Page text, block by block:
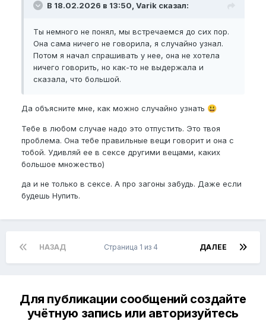
В 18.02.2026 в 13:50, Varik сказал:
Ты немного не понял, мы встречаемся до сих пор.
Она сама ничего не говорила, я случайно узнал.
Потом я начал спрашивать у нее, она не хотела
ничего говорить, но как-то не выдержала и
сказала, что большой.
Да объясните мне, как можно случайно узнать 😃
Тебе в любом случае надо это отпустить. Это твоя
проблема. Она тебе правильные вещи говорит и она с
тобой. Удивляй ее в сексе другими вещами, каких
большое множество)
да и не только в сексе. А про загоны забудь. Даже если
будешь Нупить.
НАЗАД ДАЛЕЕ
Страница 1 из 4
Для публикации сообщений создайте
учётную запись или авторизуйтесь